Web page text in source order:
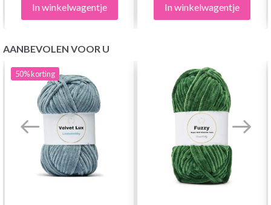
In winkelwagentje In winkelwagentje
AANBEVOLEN VOOR U
50%korting